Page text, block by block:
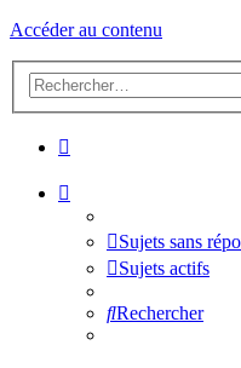
Accéder au contenu
Sujets sans
Sujets actifs
Rechercher